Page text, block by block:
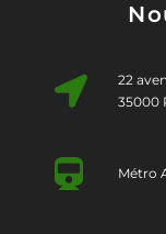
22
35000
Métro